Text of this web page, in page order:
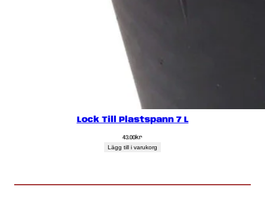
Lock Till Plastspann 7 L
43.00kr
Lägg till i varukorg